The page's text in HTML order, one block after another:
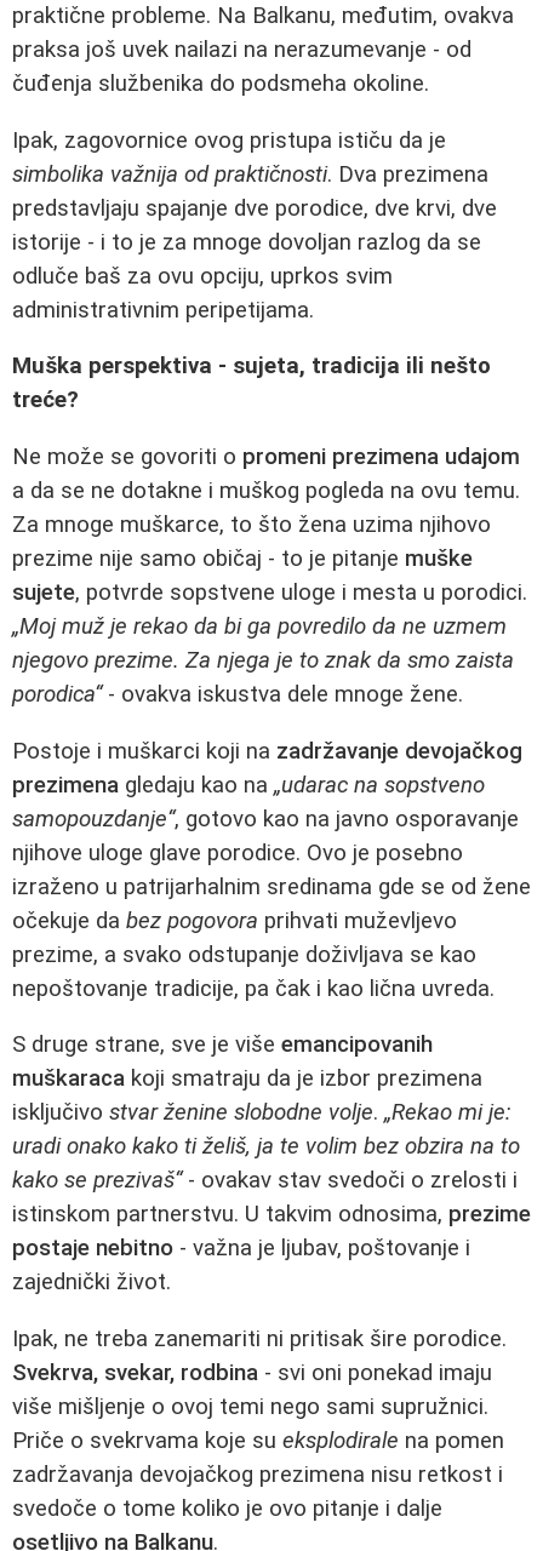
praktične probleme. Na Balkanu, međutim, ovakva
praksa još uvek nailazi na nerazumevanje - od
čuđenja službenika do podsmeha okoline.
Ipak, zagovornice ovog pristupa ističu da je
simbolika važnija od praktičnosti. Dva prezimena
predstavljaju spajanje dve porodice, dve krvi, dve
istorije - i to je za mnoge dovoljan razlog da se
odluče baš za ovu opciju, uprkos svim
administrativnim peripetijama.
Muška perspektiva - sujeta, tradicija ili nešto
treće?
Ne može se govoriti o promeni prezimena udajom
a da se ne dotakne i muškog pogleda na ovu temu.
Za mnoge muškarce, to što žena uzima njihovo
prezime nije samo običaj - to je pitanje muške
sujete, potvrde sopstvene uloge i mesta u porodici.
„Moj muž je rekao da bi ga povredilo da ne uzmem
njegovo prezime. Za njega je to znak da smo zaista
porodica“- ovakva iskustva dele mnoge žene.
Postoje i muškarci koji na zadržavanje devojačkog
prezimena gledaju kao na „udarac na sopstveno
samopouzdanje“, gotovo kao na javno osporavanje
njihove uloge glave porodice. Ovo je posebno
izraženo u patrijarhalnim sredinama gde se od žene
očekuje da bez pogovora prihvati muževljevo
prezime, a svako odstupanje doživljava se kao
nepoštovanje tradicije, pa čak i kao lična uvreda.
S druge strane, sve je više emancipovanih
muškaraca koji smatraju da je izbor prezimena
isključivo stvar ženine slobodne volje. „Rekao mi je:
uradi onako kako ti želiš, ja te volim bez obzira na to
kako se prezivaš“- ovakav stav svedoči o zrelosti i
istinskom partnerstvu. U takvim odnosima, prezime
postaje nebitno - važna je ljubav, poštovanje i
zajednički život.
Ipak, ne treba zanemariti ni pritisak šire porodice.
Svekrva, svekar, rodbina - svi oni ponekad imaju
više mišljenje o ovoj temi nego sami supružnici.
Priče o svekrvama koje su eksplodirale na pomen
zadržavanja devojačkog prezimena nisu retkost i
svedoče o tome koliko je ovo pitanje i dalje
osetljivo na Balkanu.